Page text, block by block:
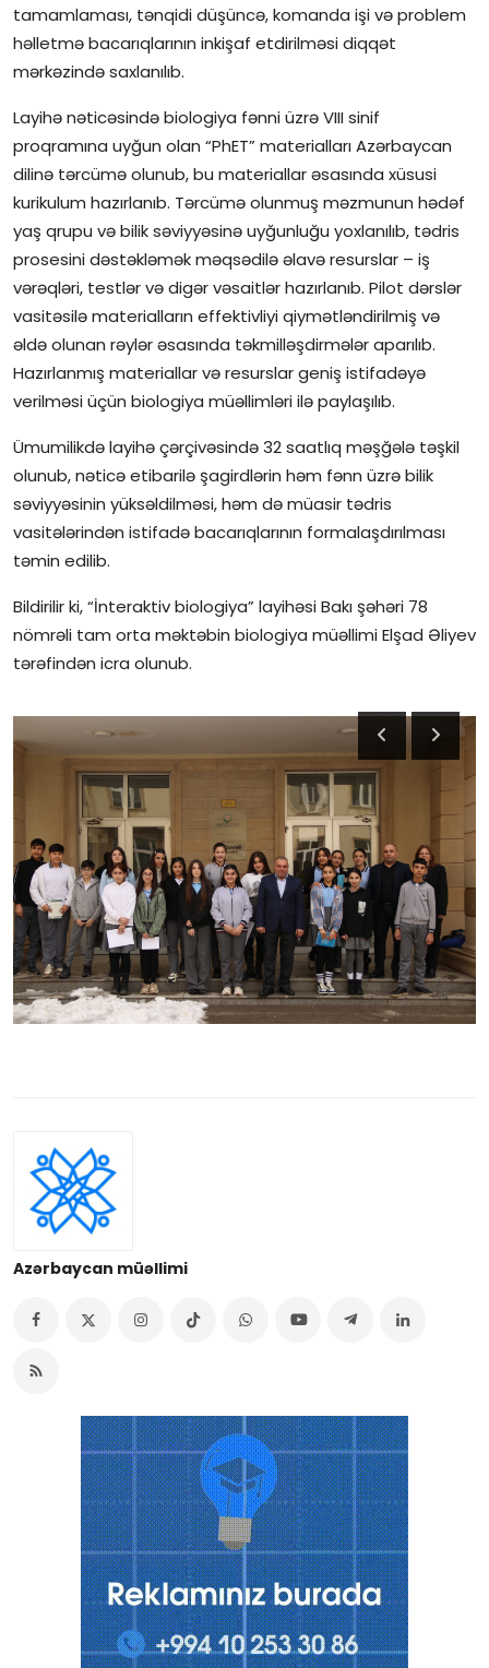
tamamlaması, tənqidi düşüncə, komanda işi və problem
həlletmə bacarıqlarının inkişaf etdirilməsi diqqət
mərkəzində saxlanılıb.
Layihə nəticəsində biologiya fənni üzrə VIII sinif
proqramına uyğun olan “PhET” materialları Azərbaycan
dilinə tərcümə olunub, bu materiallar əsasında xüsusi
kurikulum hazırlanıb. Tərcümə olunmuş məzmunun hədəf
yaş qrupu və bilik səviyyəsinə uyğunluğu yoxlanılıb, tədris
prosesini dəstəkləmək məqsədilə əlavə resurslar – iş
vərəqləri, testlər və digər vəsaitlər hazırlanıb. Pilot dərslər
vasitəsilə materialların effektivliyi qiymətləndirilmiş və
əldə olunan rəylər əsasında təkmilləşdirmələr aparılıb.
Hazırlanmış materiallar və resurslar geniş istifadəyə
verilməsi üçün biologiya müəllimləri ilə paylaşılıb.
Ümumilikdə layihə çərçivəsində 32 saatlıq məşğələ təşkil
olunub, nəticə etibarilə şagirdlərin həm fənn üzrə bilik
səviyyəsinin yüksəldilməsi, həm də müasir tədris
vasitələrindən istifadə bacarıqlarının formalaşdırılması
təmin edilib.
Bildirilir ki, “İnteraktiv biologiya” layihəsi Bakı şəhəri 78
nömrəli tam orta məktəbin biologiya müəllimi Elşad Əliyev
tərəfindən icra olunub.
Azərbaycan müəllimi